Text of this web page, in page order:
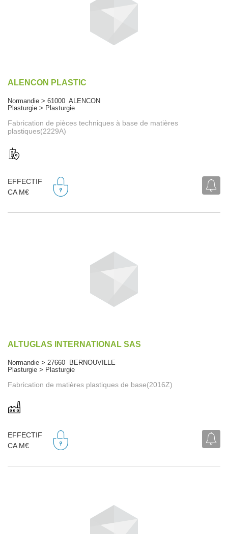
ALENCON PLASTIC
Normandie > 61000 ALENCON
Plasturgie > Plasturgie
Fabrication de pièces techniques à base de matières
plastiques(2229A)
EFFECTIF
CA M€
ALTUGLAS INTERNATIONAL SAS
Normandie > 27660 BERNOUVILLE
Plasturgie > Plasturgie
Fabrication de matières plastiques de base(2016Z)
EFFECTIF
CA M€